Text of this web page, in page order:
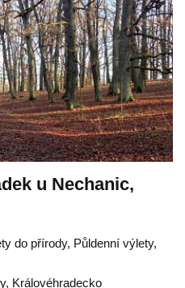
u Nechanic,
do přírody, Půldenní výlety,
, Královéhradecko